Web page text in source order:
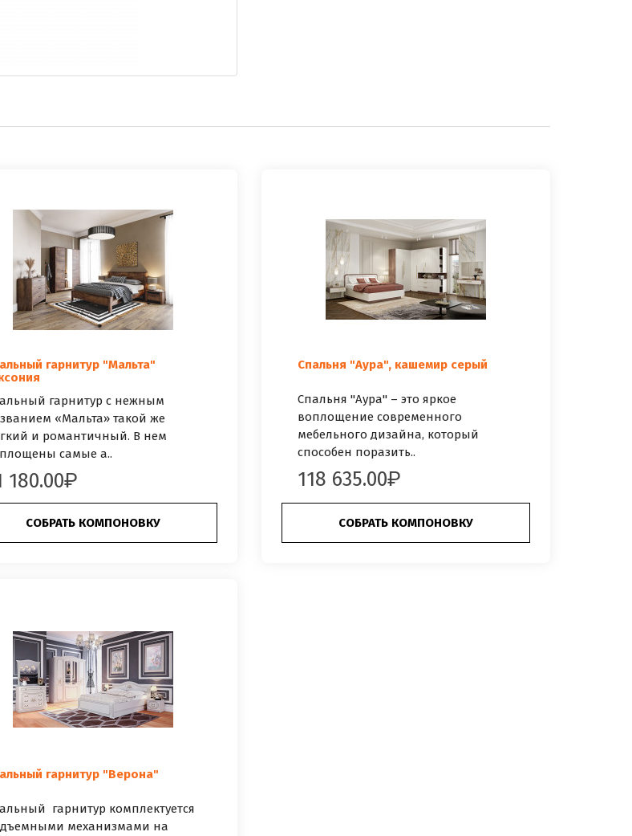
гарнитур "Мальта"
гарнитур с нежным
«Мальта» такой же
и романтичный. В нем
самые а..
180.00
СОБРАТЬ КОМПОНОВКУ
Спальня "Аура", кашемир серый
Спальня "Аура" – это яркое
воплощение современного
мебельного дизайна, который
способен поразить..
118 635.00
СОБРАТЬ КОМПОНОВКУ
гарнитур "Верона"
гарнитур комплектуется
механизмами на